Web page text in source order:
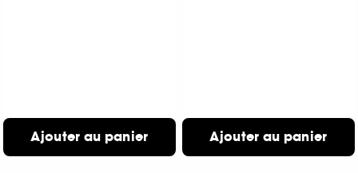
Ajouter au panier Ajouter au panier